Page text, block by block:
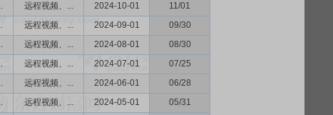
远程视频、... 2024-10-01
11/01
远程视频、... 2024-09-01
09/30
远程视频、... 2024-08-01
08/30
远程视频、... 2024-07-01
07/25
远程视频、... 2024-06-01
06/28
远程视频、... 2024-05-01
05/31